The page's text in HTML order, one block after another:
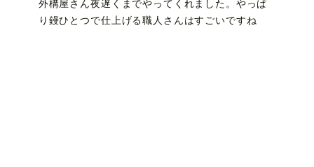
外構屋さん夜遅くまでやってくれました。やっぱ
り鏝ひとつで仕上げる職人さんはすごいですね